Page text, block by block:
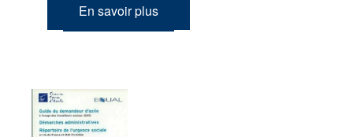
En savoir plus